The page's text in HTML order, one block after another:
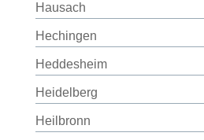
Hausach
Hechingen
Heddesheim
Heidelberg
Heilbronn